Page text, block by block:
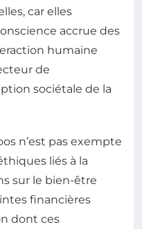
car elles
accrue des
humaine
de
sociétale de la
n’est pas exempte
liés à la
sur le bien-être
financières
dont ces